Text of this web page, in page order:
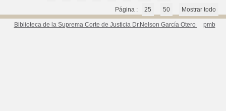
Página : 25 50 Mostrar todo
Biblioteca de la Suprema Corte de Justicia Dr.Nelson García Otero pmb